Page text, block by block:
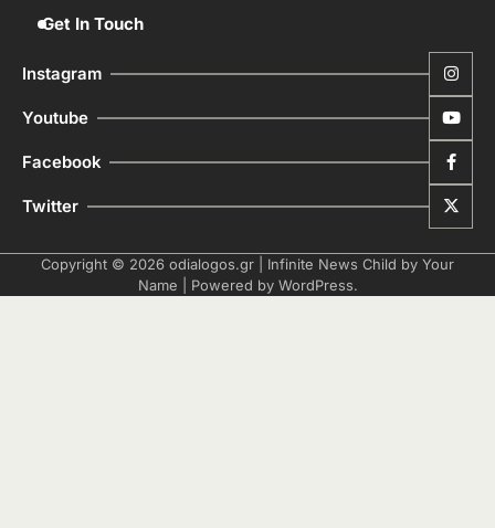
Get In Touch
Instagram
Youtube
Facebook
Twitter
Copyright © 2026 odialogos.gr | Infinite News Child by Your
Name | Powered by WordPress.